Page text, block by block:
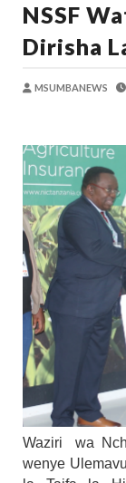
NSSF
Dirisha
MSUMBANEWS
Waziri wa
wenye